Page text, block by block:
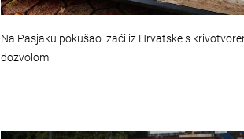
Na Pasjaku pokušao izaći iz Hrvatske s
dozvolom